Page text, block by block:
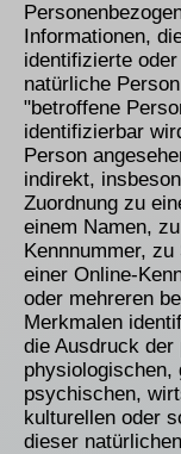
Informationen,
identifizierte
natürliche
"betroffene
identifizierbar
Person
indirekt,
Zuordnung zu
einem Namen,
Kennnummer,
einer Online-
oder mehreren
Merkmalen
die Ausdruck der
physiologischen,
psychischen,
kulturellen oder
dieser